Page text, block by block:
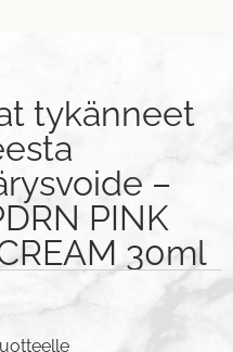
tykänneet
–
PINK
30ml